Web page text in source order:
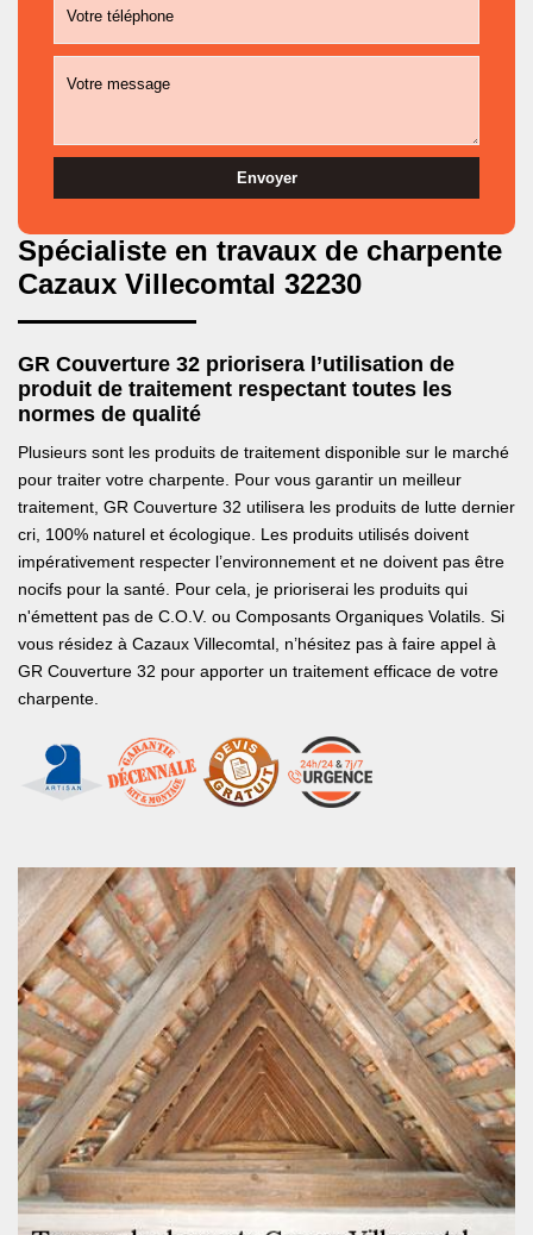
Spécialiste en travaux de charpente
Cazaux Villecomtal 32230
GR Couverture 32 priorisera l’utilisation de
produit de traitement respectant toutes les
normes de qualité
Plusieurs sont les produits de traitement disponible sur le marché
pour traiter votre charpente. Pour vous garantir un meilleur
traitement, GR Couverture 32 utilisera les produits de lutte dernier
cri, 100% naturel et écologique. Les produits utilisés doivent
impérativement respecter l’environnement et ne doivent pas être
nocifs pour la santé. Pour cela, je prioriserai les produits qui
n'émettent pas de C.O.V. ou Composants Organiques Volatils. Si
vous résidez à Cazaux Villecomtal, n’hésitez pas à faire appel à
GR Couverture 32 pour apporter un traitement efficace de votre
charpente.